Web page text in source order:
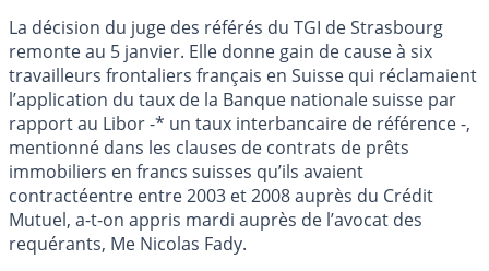
La décision du juge des référés du TGI de Strasbourg
remonte au 5 janvier. Elle donne gain de cause à six
travailleurs frontaliers français en Suisse qui réclamaient
l’application du taux de la Banque nationale suisse par
rapport au Libor -* un taux interbancaire de référence -,
mentionné dans les clauses de contrats de prêts
immobiliers en francs suisses qu’ils avaient
contractéentre entre 2003 et 2008 auprès du Crédit
Mutuel, a-t-on appris mardi auprès de l’avocat des
requérants, Me Nicolas Fady.